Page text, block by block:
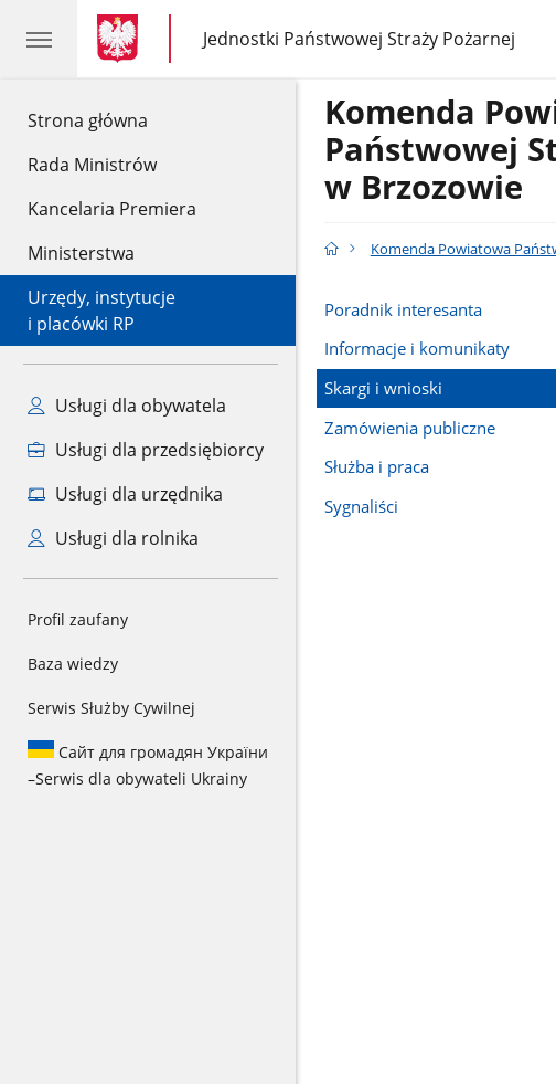
Strona główna
Rada Ministrów
Kancelaria Premiera
Ministerstwa
Urzędy, instytucje
i placówki RP
Usługi dla obywatela
Usługi dla przedsiębiorcy
Usługi dla urzędnika
Usługi dla rolnika
Profil zaufany
Baza wiedzy
Serwis Służby Cywilnej
Сайт для громадян України
–Serwis dla obywateli Ukrainy
gov.pl
gov.pl
Jednostki Państwowej Straży Pożarnej
gov.pl
Jednostki
Państwowej
Komenda
Państwowej
w Brzozowie
Komenda Powiatowa
Poradnik interesanta
Informacje i komunikaty
Skargi i wnioski
Zamówienia publiczne
Służba i praca
Sygnaliści